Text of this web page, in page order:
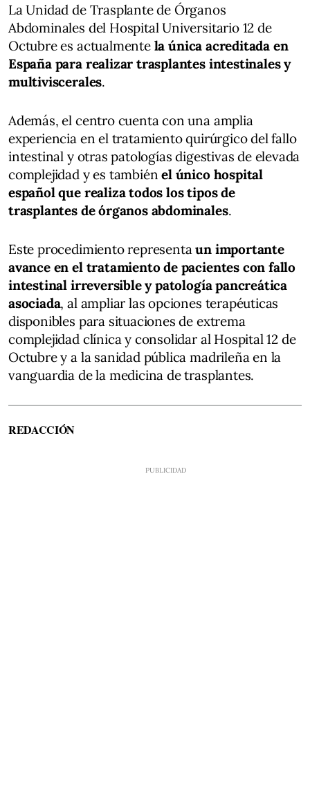
La Unidad de Trasplante de Órganos
Abdominales del Hospital Universitario 12 de
Octubre es actualmente la única acreditada en
España para realizar trasplantes intestinales y
multiviscerales.
Además, el centro cuenta con una amplia
experiencia en el tratamiento quirúrgico del fallo
intestinal y otras patologías digestivas de elevada
complejidad y es tambiénel único hospital
español que realiza todos los tipos de
trasplantes de órganos abdominales.
Este procedimiento representaun importante
avance en el tratamiento de pacientes con fallo
intestinal irreversible y patología pancreática
asociada, al ampliar las opciones terapéuticas
disponibles para situaciones de extrema
complejidad clínica y consolidar al Hospital 12 de
Octubre y a la sanidad pública madrileña en la
vanguardia de la medicina de trasplantes.
REDACCIÓN